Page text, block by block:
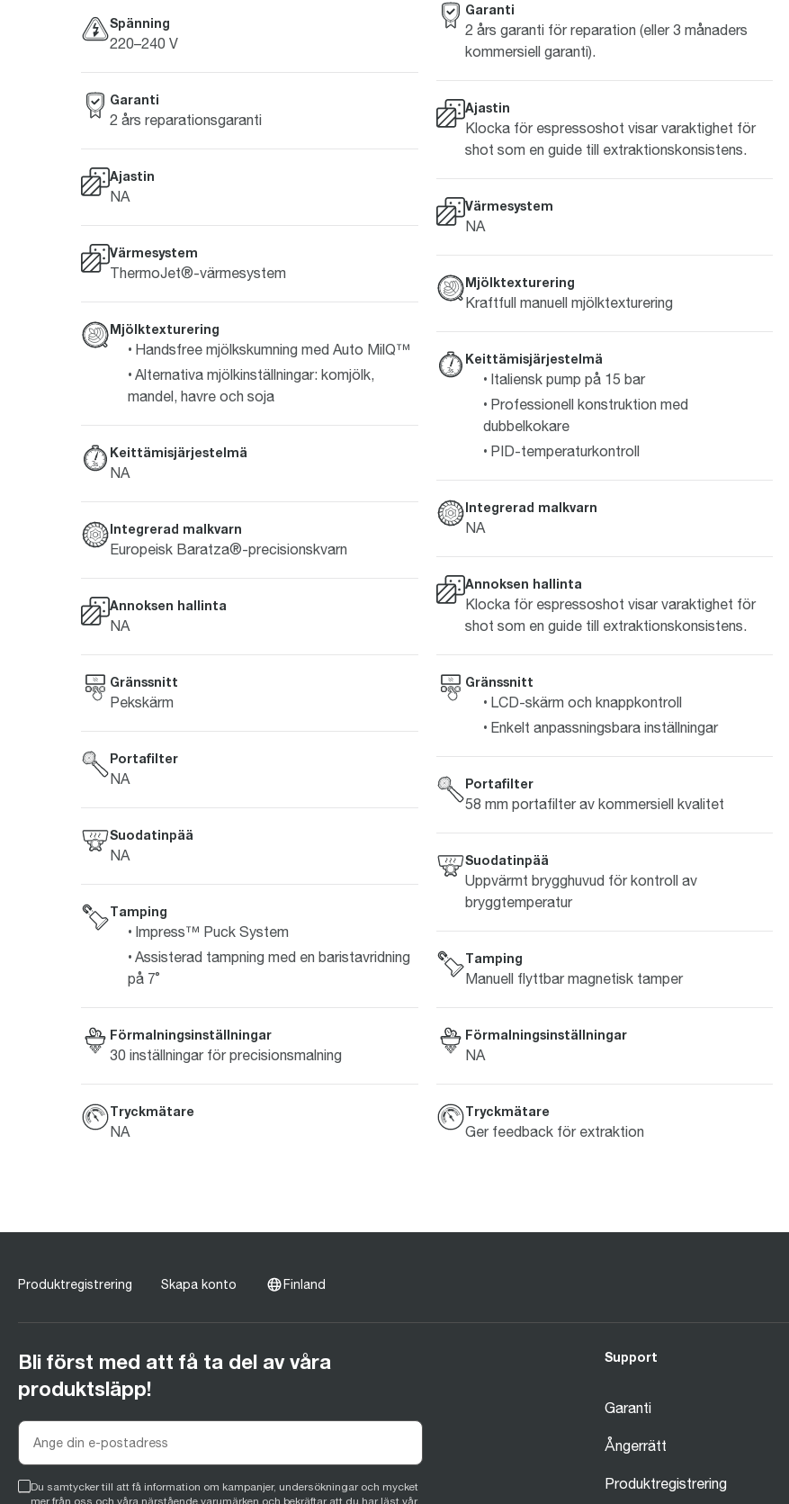
Spänning
220–240 V
Garanti
2 års reparationsgaranti
Ajastin
NA
Värmesystem
ThermoJet®-värmesystem
Mjölktexturering
Handsfree mjölkskumning med Auto MilQ™
Alternativa mjölkinställningar: komjölk,
mandel, havre och soja
Keittämisjärjestelmä
NA
Integrerad malkvarn
Europeisk Baratza®-precisionskvarn
Annoksen hallinta
NA
Gränssnitt
Pekskärm
Portafilter
NA
Suodatinpää
NA
Tamping
Impress™ Puck System
Assisterad tampning med en baristavridning
på 7˚
Förmalningsinställningar
30 inställningar för precisionsmalning
Tryckmätare
NA
Garanti
2 års garanti för reparation (eller 3 månaders
kommersiell garanti).
Ajastin
Klocka för espressoshot visar varaktighet för
shot som en guide till extraktionskonsistens.
Värmesystem
NA
Mjölktexturering
Kraftfull manuell mjölktexturering
Keittämisjärjestelmä
Italiensk pump på 15 bar
Professionell konstruktion med
dubbelkokare
PID-temperaturkontroll
Integrerad malkvarn
NA
Annoksen hallinta
Klocka för espressoshot visar varaktighet för
shot som en guide till extraktionskonsistens.
Gränssnitt
LCD-skärm och knappkontroll
Enkelt anpassningsbara inställningar
Portafilter
58 mm portafilter av kommersiell kvalitet
Suodatinpää
Uppvärmt brygghuvud för kontroll av
bryggtemperatur
Tamping
Manuell flyttbar magnetisk tamper
Förmalningsinställningar
NA
Tryckmätare
Ger feedback för extraktion
Produktregistrering Skapa konto Finland
Bli först med att få ta del av våra
produktsläpp!
Du samtycker till att få information om kampanjer, undersökningar och mycket
mer från oss och våra närstående varumärken och bekräftar att du har läst vår
Support
Garanti
Ångerrätt
Produktregistrering